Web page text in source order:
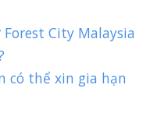
City Malaysia
có thể xin gia hạn